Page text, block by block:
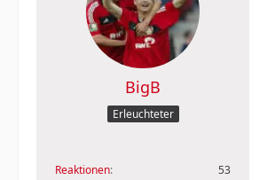
BigB
Erleuchteter
Reaktionen
53